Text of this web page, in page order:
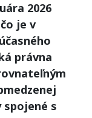
2026
je v
právna
spojené s